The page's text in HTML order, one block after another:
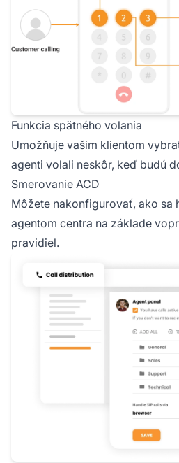
Funkcia spätného volania
Umožňuje vašim klientom
agenti volali neskôr, keď budú
Smerovanie ACD
Môžete nakonfigurovať, ako sa
agentom centra na základe
pravidiel.